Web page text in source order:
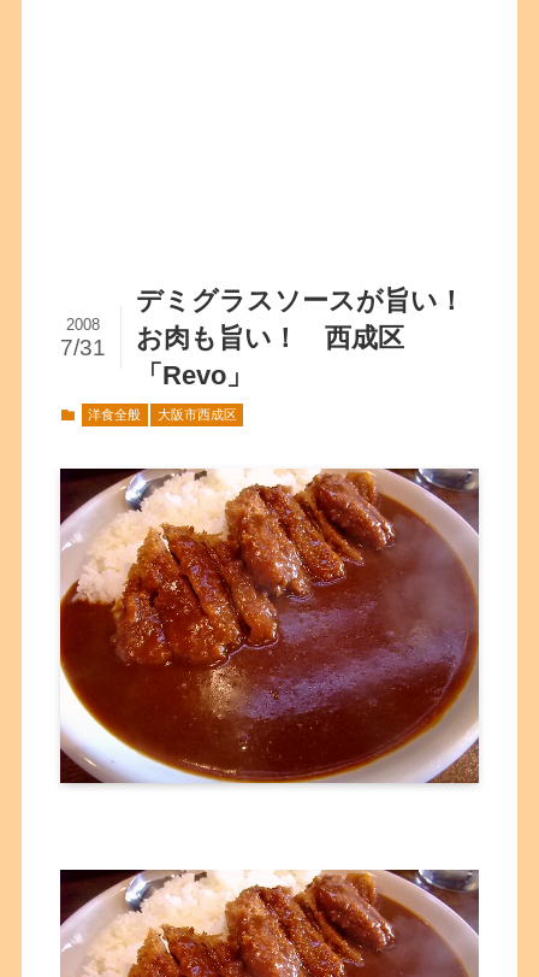
デミグラスソースが旨い！
お肉も旨い！ 西成区
「Revo」
2008
7/31
洋食全般 大阪市西成区